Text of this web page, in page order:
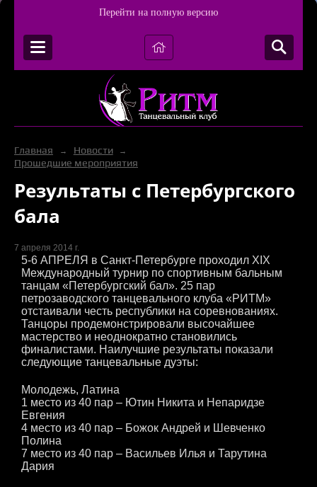
Перейти на полную версию
Главная → Новости →
Прошедшие мероприятия
Результаты с Петербургского
бала
7 апреля 2014 г.
5-6 АПРЕЛЯ в Санкт-Петербурге проходил XIX
Международный турнир по спортивным бальным
танцам «Петербургский бал». 25 пар
петрозаводского танцевального клуба «РИТМ»
отстаивали честь республики на соревнованиях.
Танцоры продемонстрировали высочайшее
мастерство и неоднократно становились
финалистами. Наилучшие результаты показали
следующие танцевальные дуэты:
Молодежь, Латина
1 место из 40 пар – Ютин Никита и Непаридзе
Евгения
4 место из 40 пар – Божок Андрей и Шевченко
Полина
7 место из 40 пар – Васильев Илья и Тарутина
Дария